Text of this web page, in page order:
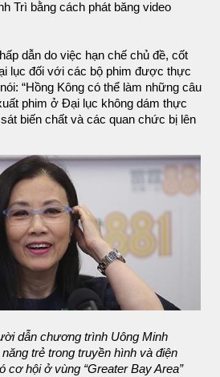
Trì bằng cách phát băng video
dẫn do việc hạn chế chủ đề, cốt
lục đối với các bộ phim được thực
“Hồng Kông có thể làm những câu
phim ở Đại lục không dám thực
biến chất và các quan chức bị lên
dẫn chương trình Uông Minh
trẻ trong truyền hình và điện
cơ hội ở vùng “Greater Bay Area”